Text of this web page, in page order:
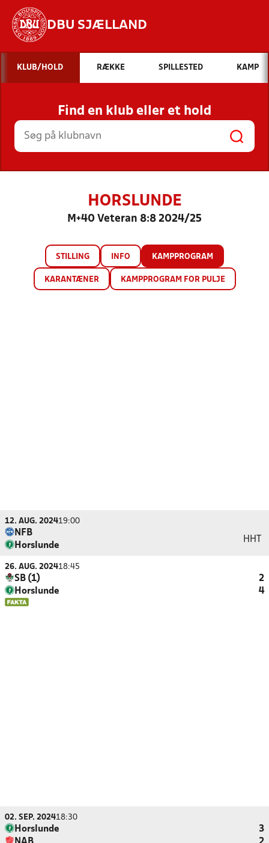
DBU SJÆLLAND
Hvad vil du søge efter?
INDHOLD OG NYHEDER
STILLINGER, RESULTATER, KLUBBER OG
HOLD
KLUB/HOLD RÆKKE SPILLESTED KAMP
Find en klub eller et hold
HORSLUNDE
M+40 Veteran 8:8 2024/25
STILLING INFO KAMPPROGRAM
KARANTÆNER KAMPPROGRAM FOR PULJE
12. AUG. 202419:00
NFB
Horslunde
HHT
26. AUG. 202418:45
SB (1)
2
Horslunde
4
02. SEP. 202418:30
Horslunde
3